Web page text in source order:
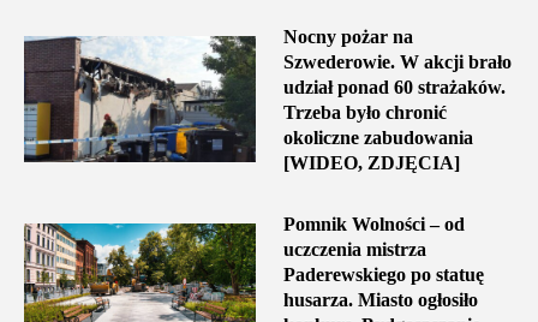
Nocny pożar na
Szwederowie. W akcji brało
udział ponad 60 strażaków.
Trzeba było chronić
okoliczne zabudowania
[WIDEO, ZDJĘCIA]
Pomnik Wolności – od
uczczenia mistrza
Paderewskiego po statuę
husarza. Miasto ogłosiło